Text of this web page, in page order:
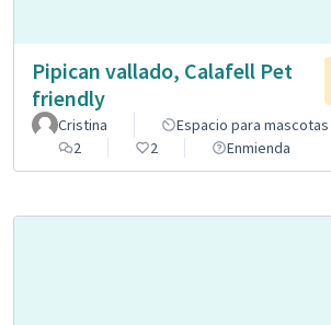
Pipican vallado, Calafell Pet
friendly
Cristina
Espacio para mascotas
2
2 Enmienda